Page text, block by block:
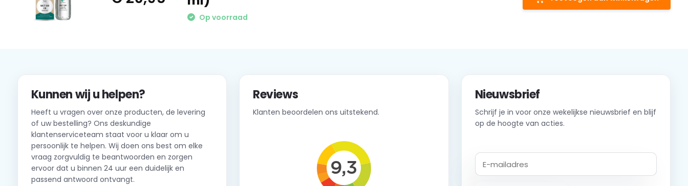
Op voorraad
Kunnen wij u helpen?
Heeft u vragen over onze producten, de levering
of uw bestelling? Ons deskundige
klantenserviceteam staat voor u klaar om u
persoonlijk te helpen. Wij doen ons best om elke
vraag zorgvuldig te beantwoorden en zorgen
ervoor dat u binnen 24 uur een duidelijk en
passend antwoord ontvangt.
Reviews
Klanten beoordelen ons uitstekend.
Nieuwsbrief
Schrijf je in voor onze wekelijkse nieuwsbrief en blijf
op de hoogte van acties.